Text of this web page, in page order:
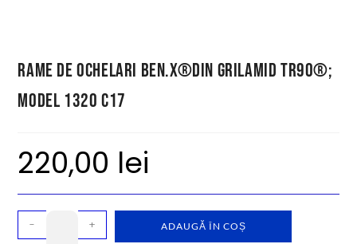
Rame de ochelari Ben.X®din Grilamid TR90®;
model 1320 C17
220,00 lei
- + ADAUGĂ ÎN COȘ